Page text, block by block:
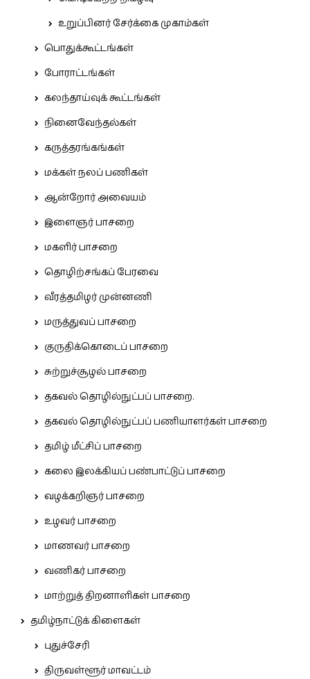
உறுப்பினர் சேர்க்கை முகாம்கள்
பொதுக்கூட்டங்கள்
போராட்டங்கள்
கலந்தாய்வுக் கூட்டங்கள்
நினைவேந்தல்கள்
கருத்தரங்கங்கள்
மக்கள் நலப் பணிகள்
ஆன்றோர் அவையம்
இளைஞர் பாசறை
மகளிர் பாசறை
தொழிற்சங்கப் பேரவை
வீரத்தமிழர் முன்னணி
மருத்துவப் பாசறை
குருதிக்கொடைப் பாசறை
சுற்றுச்சூழல் பாசறை
தகவல் தொழில்நுட்பப் பாசறை.
தகவல் தொழில்நுட்பப் பணியாளர்கள் பாசறை
தமிழ் மீட்சிப் பாசறை
கலை இலக்கியப் பண்பாட்டுப் பாசறை
வழக்கறிஞர் பாசறை
உழவர் பாசறை
மாணவர் பாசறை
வணிகர் பாசறை
மாற்றுத் திறனாளிகள் பாசறை
தமிழ்நாட்டுக் கிளைகள்
புதுச்சேரி
திருவள்ளூர் மாவட்டம்